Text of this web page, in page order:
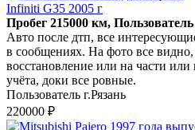
Infiniti G35 2005 г
Пробег 215000 км, Пользователь
Авто после дтп, все
в сообщениях. На фото все
восстановление или на части
учёта, доки все ровные.
Пользователь г.Рязань
220000 ₽